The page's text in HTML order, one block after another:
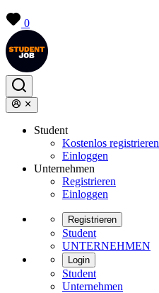
0
Student
Kostenlos registrieren
Einloggen
Unternehmen
Registrieren
Einloggen
Registrieren
Student
UNTERNEHMEN
Login
Student
Unternehmen